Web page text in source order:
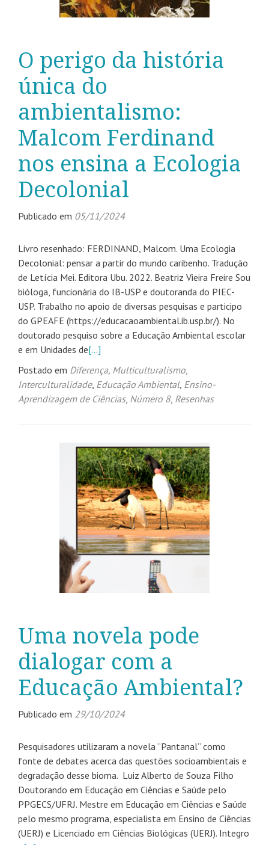
O perigo da história
única do
ambientalismo:
Malcom Ferdinand
nos ensina a Ecologia
Decolonial
Publicado em 05/11/2024
Livro resenhado: FERDINAND, Malcom. Uma Ecologia
Decolonial: pensar a partir do mundo caribenho. Tradução
de Letícia Mei. Editora Ubu. 2022. Beatriz Vieira Freire Sou
bióloga, funcionária do IB-USP e doutoranda do PIEC-
USP. Trabalho no apoio de diversas pesquisas e participo
do GPEAFE (https://educacaoambiental.ib.usp.br/). No
doutorado pesquiso sobre a Educação Ambiental escolar
e em Unidades de[…]
Postado em Diferença, Multiculturalismo,
Interculturalidade, Educação Ambiental, Ensino-
Aprendizagem de Ciências, Número 8, Resenhas
Uma novela pode
dialogar com a
Educação Ambiental?
Publicado em 29/10/2024
Pesquisadores utilizaram a novela “Pantanal” como
fonte de debates acerca das questões socioambientais e
degradação desse bioma. Luiz Alberto de Souza Filho
Doutorando em Educação em Ciências e Saúde pelo
PPGECS/UFRJ. Mestre em Educação em Ciências e Saúde
pelo mesmo programa, especialista em Ensino de Ciências
(UERJ) e Licenciado em Ciências Biológicas (UERJ). Integro